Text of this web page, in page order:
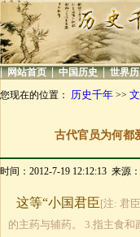
| 网站首页 | 中国历史 | 世界
您现在的位置： 历史千年 >>
古代官员为何都
时间：2012-7-19 12:12:13 来源：
这等“小国君臣[注: 君
的主药与辅药。 3.指主食和